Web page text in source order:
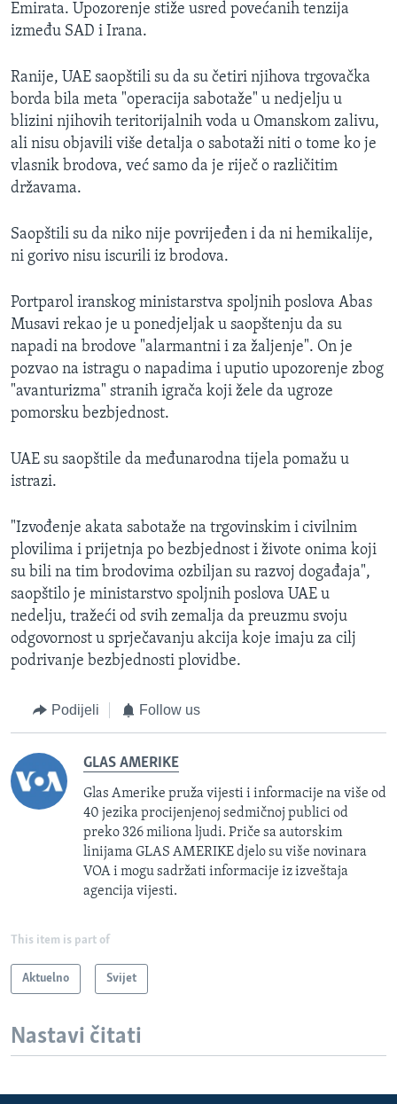
Emirata. Upozorenje stiže usred povećanih tenzija
između SAD i Irana.
Ranije, UAE saopštili su da su četiri njihova trgovačka
borda bila meta "operacija sabotaže" u nedjelju u
blizini njihovih teritorijalnih voda u Omanskom zalivu,
ali nisu objavili više detalja o sabotaži niti o tome ko je
vlasnik brodova, već samo da je riječ o različitim
državama.
Saopštili su da niko nije povrijeđen i da ni hemikalije,
ni gorivo nisu iscurili iz brodova.
Portparol iranskog ministarstva spoljnih poslova Abas
Musavi rekao je u ponedjeljak u saopštenju da su
napadi na brodove "alarmantni i za žaljenje". On je
pozvao na istragu o napadima i uputio upozorenje zbog
"avanturizma" stranih igrača koji žele da ugroze
pomorsku bezbjednost.
UAE su saopštile da međunarodna tijela pomažu u
istrazi.
"Izvođenje akata sabotaže na trgovinskim i civilnim
plovilima i prijetnja po bezbjednost i živote onima koji
su bili na tim brodovima ozbiljan su razvoj događaja",
saopštilo je ministarstvo spoljnih poslova UAE u
nedelju, tražeći od svih zemalja da preuzmu svoju
odgovornost u sprječavanju akcija koje imaju za cilj
podrivanje bezbjednosti plovidbe.
Podijeli Follow us
GLAS AMERIKE
Glas Amerike pruža vijesti i informacije na više od
40 jezika procijenjenoj sedmičnoj publici od
preko 326 miliona ljudi. Priče sa autorskim
linijama GLAS AMERIKE djelo su više novinara
VOA i mogu sadržati informacije iz izveštaja
agencija vijesti.
This item is part of
Aktuelno Svijet
Nastavi čitati